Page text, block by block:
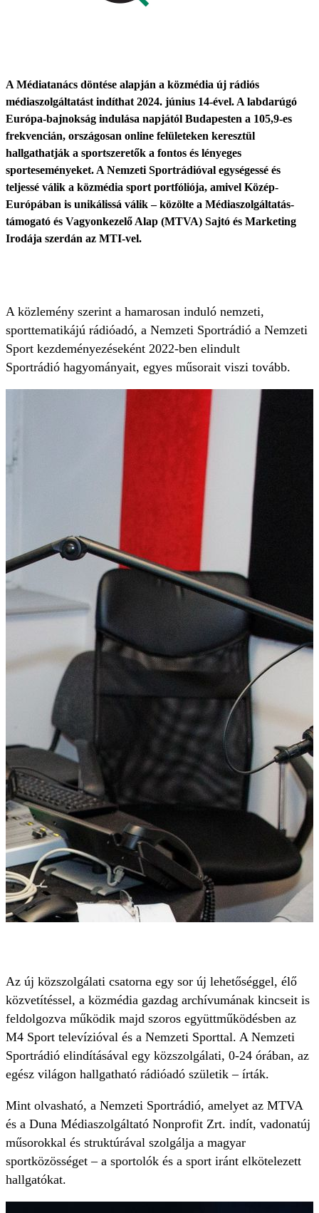
A Médiatanács döntése alapján a közmédia új rádiós
médiaszolgáltatást indíthat 2024. június 14-ével. A labdarúgó
Európa-bajnokság indulása napjától Budapesten a 105,9-es
frekvencián, országosan online felületeken keresztül
hallgathatják a sportszeretők a fontos és lényeges
sporteseményeket. A Nemzeti Sportrádióval egységessé és
teljessé válik a közmédia sport portfóliója, amivel Közép-
Európában is unikálissá válik – közölte a Médiaszolgáltatás-
támogató és Vagyonkezelő Alap (MTVA) Sajtó és Marketing
Irodája szerdán az MTI-vel.
A közlemény szerint a hamarosan induló nemzeti,
sporttematikájú rádióadó, a Nemzeti Sportrádió a Nemzeti
Sport kezdeményezéseként 2022-ben elindult
Sportrádió hagyományait, egyes műsorait viszi tovább.
Az új közszolgálati csatorna egy sor új lehetőséggel, élő
közvetítéssel, a közmédia gazdag archívumának kincseit is
feldolgozva működik majd szoros együttműködésben az
M4 Sport televízióval és a Nemzeti Sporttal. A Nemzeti
Sportrádió elindításával egy közszolgálati, 0-24 órában, az
egész világon hallgatható rádióadó születik – írták.
Mint olvasható, a Nemzeti Sportrádió, amelyet az MTVA
és a Duna Médiaszolgáltató Nonprofit Zrt. indít, vadonatúj
műsorokkal és struktúrával szolgálja a magyar
sportközösséget – a sportolók és a sport iránt elkötelezett
hallgatókat.